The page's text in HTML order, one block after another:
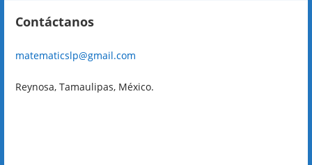
Contáctanos
matematicslp@gmail.com
Reynosa, Tamaulipas, México.